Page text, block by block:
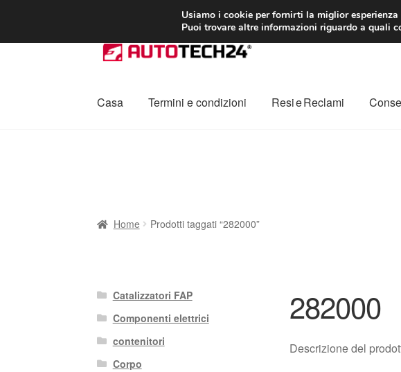
CONSEGNA da 7 EUR
Vai
alla
Vai
al
Casa Termini e condizioni Resi e Reclami
Home Prodotti taggati “282000”
282000
Descrizione del
Catalizzatori FAP
Componenti elettrici
contenitori
Corpo
Usiamo i cookie per fornirti la miglior
Puoi trovare altre informazioni riguardo a quali